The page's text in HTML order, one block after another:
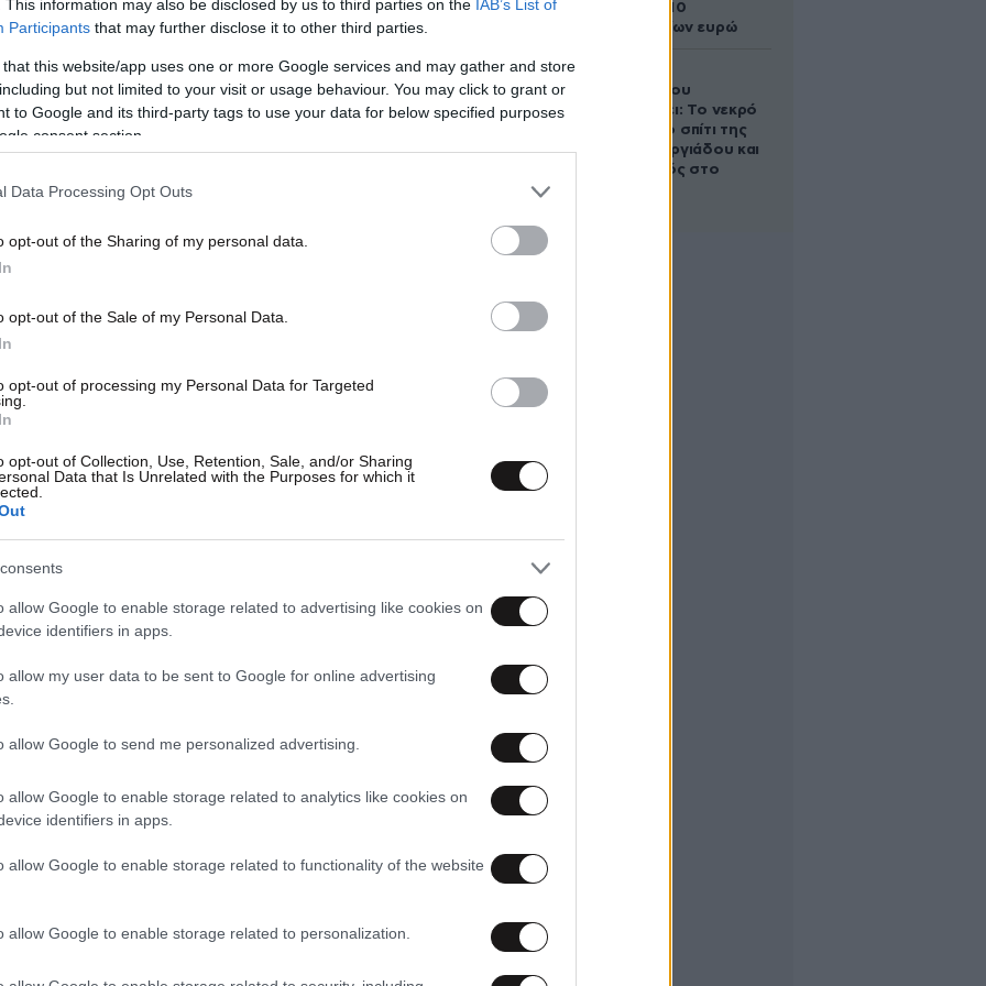
This information may also be disclosed by us to third parties on the IAB’s List of
Participants that may further disclose it to other third parties.
that this website/app uses one or more Google services and may gather and store
but not limited to your visit or usage behaviour. You may click to grant or
to Google and its third-party tags to use your data for below specified purposes
consent section.
Data Processing Opt Outs
opt-out of the Sharing of my personal data.
opt-out of the Sale of my Personal Data.
opt-out of processing my Personal Data for Targeted
opt-out of Collection, Use, Retention, Sale, and/or Sharing
Data that Is Unrelated with the Purposes for which it
allow Google to enable storage related to advertising like cookies on
identifiers in apps.
allow my user data to be sent to Google for online advertising
allow Google to send me personalized advertising.
allow Google to enable storage related to analytics like cookies on
identifiers in apps.
allow Google to enable storage related to functionality of the website
allow Google to enable storage related to personalization.
ο ισραηλινός στρατός
άλογο των 10
εκατομμυρίων ευρώ
Τζώρτζογλου
αποκαλύπτει: Το νεκρό
έμβρυο στο σπίτι της
Μαρίας Γεωργιάδου και
ο εγκλεισμός στο